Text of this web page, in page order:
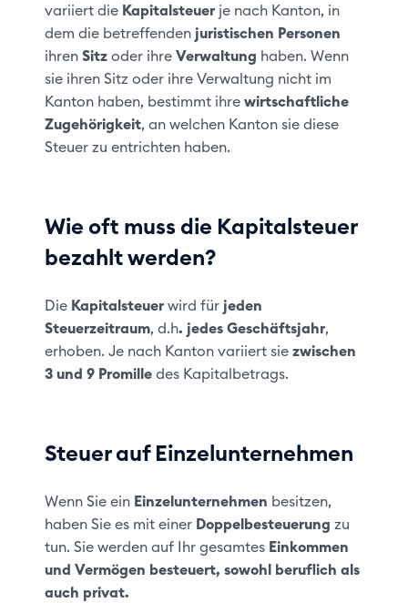
variiert die Kapitalsteuer je nach Kanton, in
dem die betreffenden juristischen Personen
ihrenSitz oder ihreVerwaltung haben. Wenn
sie ihren Sitz oder ihre Verwaltung nicht im
Kanton haben, bestimmt ihrewirtschaftliche
Zugehörigkeit, an welchen Kanton sie diese
Steuer zu entrichten haben.
Wie oft muss die Kapitalsteuer
bezahlt werden?
Die Kapitalsteuerwird für jeden
Steuerzeitraum, d.h. jedes Geschäftsjahr,
erhoben. Je nach Kanton variiert siezwischen
3 und 9 Promille des Kapitalbetrags.
Steuer auf Einzelunternehmen
Wenn Sie ein Einzelunternehmen besitzen,
haben Sie es mit einer Doppelbesteuerung zu
tun. Sie werden auf Ihr gesamtes Einkommen
und Vermögen besteuert, sowohl beruflich als
auch privat.